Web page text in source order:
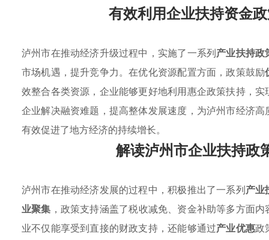
有效利用企业扶持资金
泸州市在推动经济升级过程中，实施了一系列产业扶持政
市场机遇，提升竞争力。在优化资源配置方面，政策鼓励
效整合各类资源，企业能够更好地利用惠企政策扶持，
企业解决融资难题，提高整体发展速度，为泸州市经济
有效促进了地方经济的持续增长。
解读泸州市企业扶持政
泸州市在推动经济发展的过程中，积极推出了一系列产业
业聚集 ，政策支持涵盖了税收减免、资金补助等多方面
业不仅能享受到直接的财政支持，还能够通过产业优惠政